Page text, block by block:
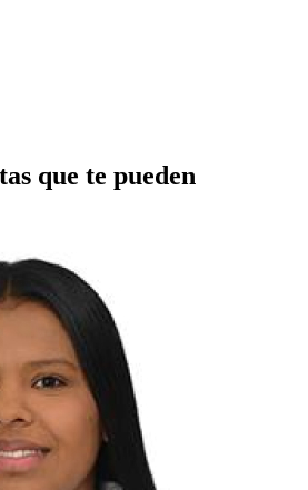
que te pueden